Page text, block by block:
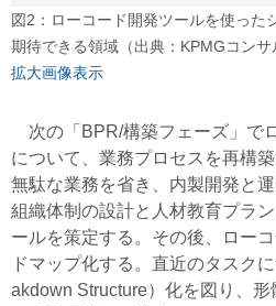
図2：ローコード開発ツールを使った
期待できる領域（出典：KPMGコンサ
拡大画像表示
次の「BPR/構築フェーズ」で
について、業務プロセスを再構
無駄な業務を省き、内製開発と
組織体制の設計と人材教育プラ
ールを策定する。その後、ロー
ドマップ化する。直近のタスク
akdown Structure）化を図り、